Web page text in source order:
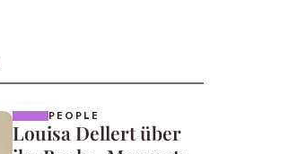
PEOPLE
Louisa Dellert über